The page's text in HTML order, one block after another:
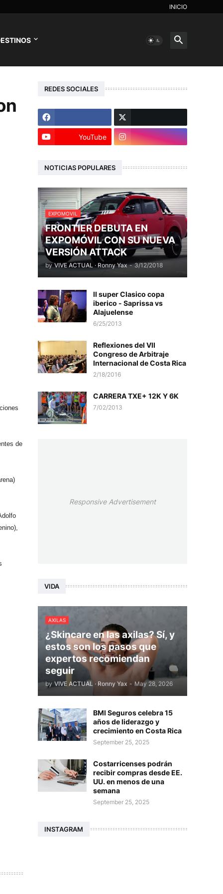
INICIO
de
REDES SOCIALES
YouTube
NOTICIAS POPULARES
EXPOMOVIL
FRONTIER DEBUTA EN
EXPOMÓVIL CON SU NUEVA
VERSIÓN ATTACK
by VIVE ACTUAL · Ronny Yax - 3/12/2018
II super Clasico copa
iberico - Saprissa vs
Alajuelense
6/25/2013
Reflexiones del VII
Congreso de Arbitraje
Internacional de Costa Rica
2/18/2016
CARRERA TXE+ 12K Y 6K
7/02/2013
Responsive Advertisement
VIDA
AXILAS
¿Skincare en las axilas? Sí, y
estos son los pasos que
expertos recomiendan
seguir
by VIVE ACTUAL · Ronny Yax - May 28, 2026
BMI Seguros celebra 15
años de liderazgo y
crecimiento en Costa Rica
September 25, 2025
Costarricenses podrán
recibir compras desde EE.
UU. en menos de una
semana
September 25, 2025
INSTAGRAM